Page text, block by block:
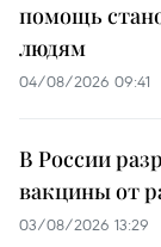
помощь
людям
04/08/2026 09:41
В России
вакцины от
03/08/2026 13:29